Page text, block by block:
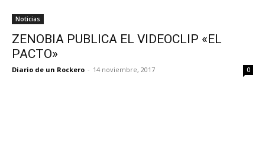
Noticias
ZENOBIA PUBLICA EL VIDEOCLIP «EL
PACTO»
Diario de un Rockero - 14 noviembre, 2017 0